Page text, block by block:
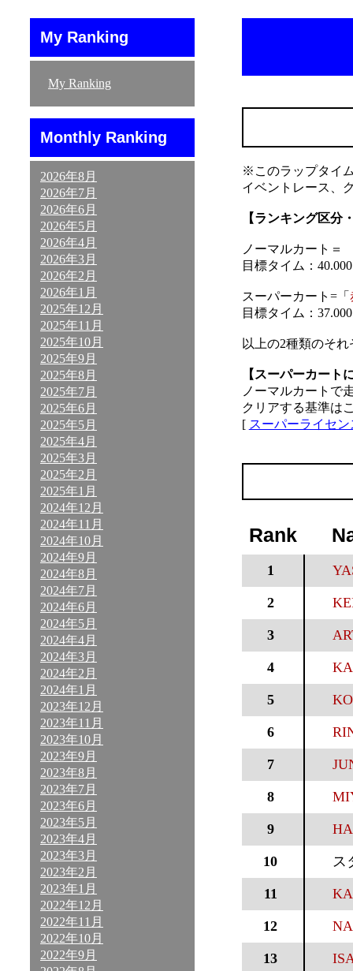
My Ranking
My Ranking
Monthly Ranking
2026年8月
2026年7月
2026年6月
2026年5月
2026年4月
2026年3月
2026年2月
2026年1月
2025年12月
2025年11月
2025年10月
2025年9月
2025年8月
2025年7月
2025年6月
2025年5月
2025年4月
2025年3月
2025年2月
2025年1月
2024年12月
2024年11月
2024年10月
2024年9月
2024年8月
2024年7月
2024年6月
2024年5月
2024年4月
2024年3月
2024年2月
2024年1月
2023年12月
2023年11月
2023年10月
2023年9月
2023年8月
2023年7月
2023年6月
2023年5月
2023年4月
2023年3月
2023年2月
2023年1月
2022年12月
2022年11月
2022年10月
2022年9月
※このラップタイ
イベントレース、
【ランキング区分
ノーマルカート＝
目標タイム：
スーパーカート=「
目標タイム：
以上の2種類のそ
【スーパーカート
ノーマルカートで
クリアする基準は
[ スーパーライセ
Rank
1
2
3
4
5
6
7
8
9
10 ス
11
12
13